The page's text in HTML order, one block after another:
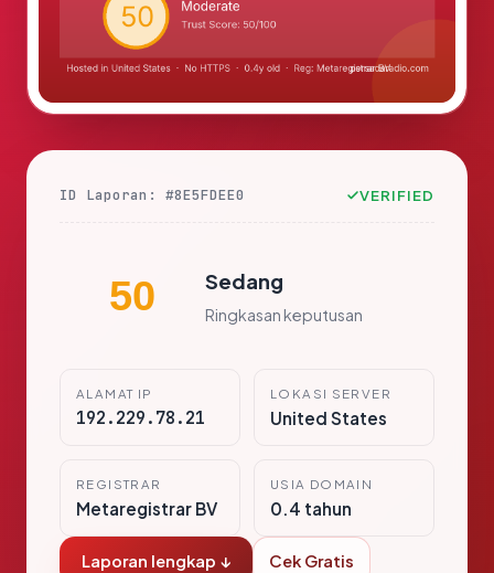
ID Laporan: #8E5FDEE0 VERIFIED
50 Sedang
Ringkasan keputusan
ALAMAT IP
192.229.78.21
LOKASI SERVER
United States
REGISTRAR
Metaregistrar BV
USIA DOMAIN
0.4 tahun
Laporan lengkap ↓ Cek Gratis